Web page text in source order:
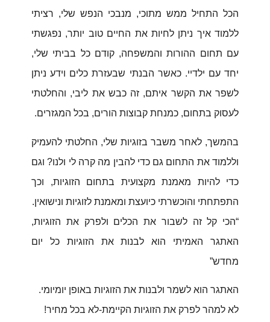
הכל התחיל ממש מתוכי, מנבכי הנפש שלי, רציתי
ללמוד איך ניתן לחיות את החיים טוב יותר, נפגשתי
עם תחום ההורות והמשפחה, קודם כל בביתי שלי,
יחד עם ילדיי. כאשר הבנתי שבעזרת כלים וידע ניתן
לשפר את הקשר איתם, זה כבש את ליבי, והחלטתי
לעסוק בתחום, כמנחת קבוצות הורים, בכל המגזרים.
בהמשך, לאחר משבר בזוגיות שלי, החלטתי להעמיק
וללמוד את התחום גם כדי להבין מה קרה לי ולנו? וגם
כדי להיות מאמנת מקצועית בתחום הזוגיות, וכך
התפתחתי והוכשרתי כיועצת ומאמנת לזוגיות ונישואין.
“הכי קל זה לשבור את הכלים ולפרק את הזוגיות,
האתגר האמיתי הוא לבנות את הזוגיות כל יום
מחדש”
האתגר הוא לשמר ולבנות את הזוגיות באופן יומיומי.
לא למהר לפרק את הזוגיות הקיימת-לא בכל מחיר!